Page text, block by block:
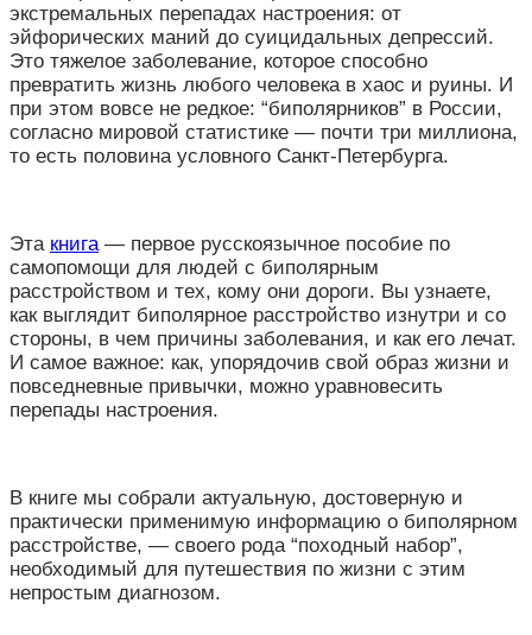
экстремальных перепадах настроения: от
эйфорических маний до суицидальных депрессий.
Это тяжелое заболевание, которое способно
превратить жизнь любого человека в хаос и руины. И
при этом вовсе не редкое: “биполярников” в России,
согласно мировой статистике — почти три миллиона,
то есть половина условного Санкт-Петербурга.
Эта книга— первое русскоязычное пособие по
самопомощи для людей с биполярным
расстройством и тех, кому они дороги. Вы узнаете,
как выглядит биполярное расстройство изнутри и со
стороны, в чем причины заболевания, и как его лечат.
И самое важное: как, упорядочив свой образ жизни и
повседневные привычки, можно уравновесить
перепады настроения.
В книге мы собрали актуальную, достоверную и
практически применимую информацию о биполярном
расстройстве, — своего рода “походный набор”,
необходимый для путешествия по жизни с этим
непростым диагнозом.